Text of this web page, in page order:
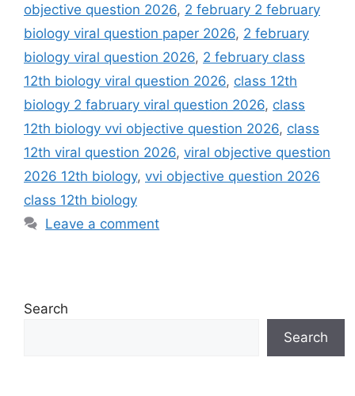
objective question 2026, 2 february 2 february
biology viral question paper 2026, 2 february
biology viral question 2026, 2 february class
12th biology viral question 2026, class 12th
biology 2 fabruary viral question 2026, class
12th biology vvi objective question 2026, class
12th viral question 2026, viral objective question
2026 12th biology, vvi objective question 2026
class 12th biology
Leave a comment
Search
Search